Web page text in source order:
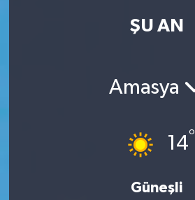
ŞU AN
Amasya
14°
Güneşli
Son Dakika Haberleri